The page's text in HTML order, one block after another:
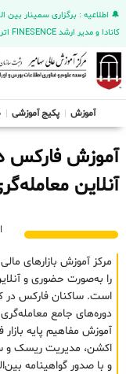
کانادا و مدیر ارشد FINESENCE اتریش
آموزش پکیج آموزشی
آموزش فارکس
آنلاین
مرکز آموزش بازارهای
را به‌صورت حضوری و
است. ساکنان فارکس در
دوره‌های جامع
آموزش مفاهیم پایه
اکشن، مدیریت ریسک و
و با صدور گواهینامه